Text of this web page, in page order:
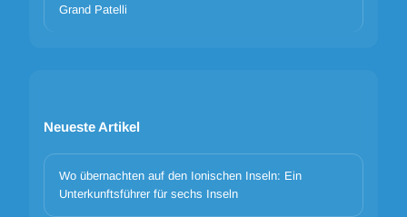
Grand Patelli
Neueste Artikel
Wo übernachten auf den Ionischen Inseln: Ein
Unterkunftsführer für sechs Inseln